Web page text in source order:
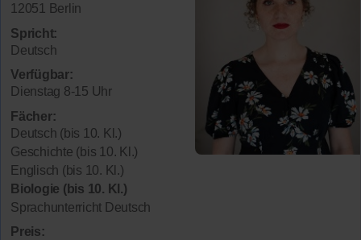
12051 Berlin
Spricht:
Deutsch
Verfügbar:
Dienstag 8-15 Uhr
Fächer:
Deutsch (bis 10. Kl.)
Geschichte (bis 10. Kl.)
Englisch (bis 10. Kl.)
Biologie (bis 10. Kl.)
Sprachunterricht Deutsch
Preis: